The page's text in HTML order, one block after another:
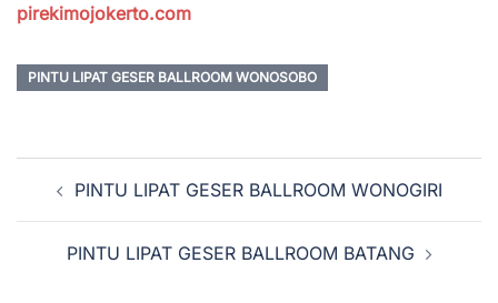
pirekimojokerto.com
PINTU LIPAT GESER BALLROOM WONOSOBO
Navigasi
TulisanPINTU LIPAT GESER BALLROOM WONOGIRI
PINTU LIPAT GESER BALLROOM BATANG